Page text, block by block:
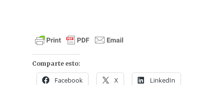
Comparte esto:
Facebook X LinkedIn